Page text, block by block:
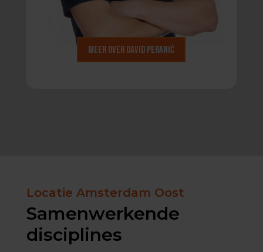
Meer over David Peranić
Locatie Amsterdam Oost
Samenwerkende
disciplines